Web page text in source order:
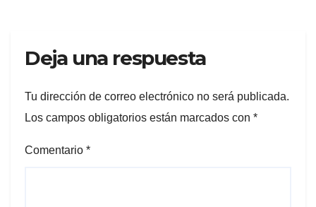
Deja una respuesta
Tu dirección de correo electrónico no será publicada.
Los campos obligatorios están marcados con *
Comentario *